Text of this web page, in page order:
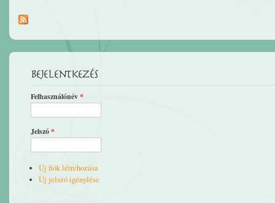
Bejelentkezés
Felhasználónév*
Jelszó*
Új fiók létrehozása
Új jelszó igénylése